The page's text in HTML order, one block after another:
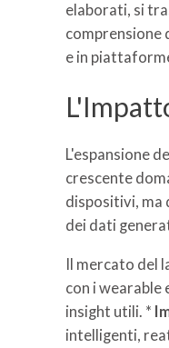
elaborati, si
comprensione
e in
L'espansione
crescente
dispositivi, ma
dei dati
Il mercato del
con i wearable
insight utili. *
intelligenti,